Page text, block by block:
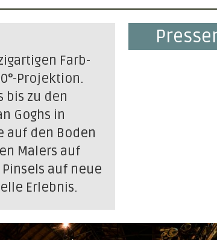
Farb-
Projektion.
bis zu den
Goghs in
auf den Boden
Malers auf
auf neue
Erlebnis.